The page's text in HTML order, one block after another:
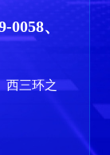
、
西三环之